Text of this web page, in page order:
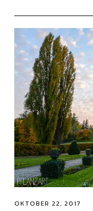
OKTOBER 22, 2017